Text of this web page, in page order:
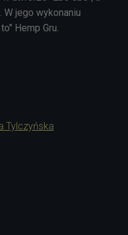
jego wykonaniu
Hemp Gru.
Tylczyńska